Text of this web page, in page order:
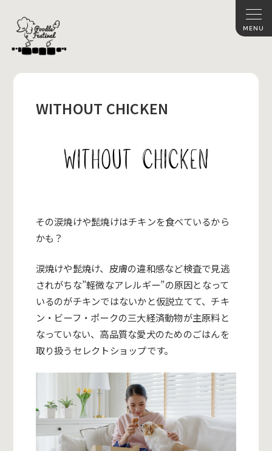
WITHOUT CHICKEN
その涙焼けや髭焼けはチキンを食べているから
かも？
涙焼けや髭焼け、皮膚の違和感など検査で見逃
されがちな”軽微なアレルギー”の原因となって
いるのがチキンではないかと仮説立てて、チキ
ン・ビーフ・ポークの三大経済動物が主原料と
なっていない、高品質な愛犬のためのごはんを
取り扱うセレクトショップです。